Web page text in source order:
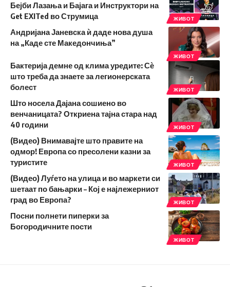
ЖИВОТ
Бејби Лазања и Бајага и Инструктори на
Get EXITed во Струмица
ЖИВОТ
Андријана Јаневска ѝ даде нова душа
на „Каде сте Македончиња”
ЖИВОТ
Бактерија демне од клима уредите: Сѐ
што треба да знаете за легионерската
болест
ЖИВОТ
Што носела Дајана сошиено во
венчаницата? Откриена тајна стара над
40 години
ЖИВОТ
(Видео) Внимавајте што правите на
одмор! Европа со пресолени казни за
туристите
ЖИВОТ
(Видео) Луѓето на улица и во маркети си
шетаат по бањарки – Кој е најлежерниот
град во Европа?
ЖИВОТ
Посни полнети пиперки за
Богородичните пости